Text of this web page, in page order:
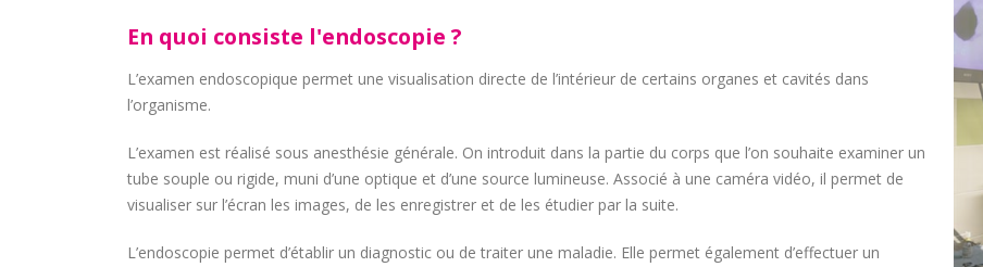
En quoi consiste l'endoscopie ?
L’examen endoscopique permet une visualisation directe de l’intérieur de certains organes et cavités dans
l’organisme.
L’examen est réalisé sous anesthésie générale. On introduit dans la partie du corps que l’on souhaite examiner un
tube souple ou rigide, muni d’une optique et d’une source lumineuse. Associé à une caméra vidéo, il permet de
visualiser sur l’écran les images, de les enregistrer et de les étudier par la suite.
L’endoscopie permet d’établir un diagnostic ou de traiter une maladie. Elle permet également d’effectuer un